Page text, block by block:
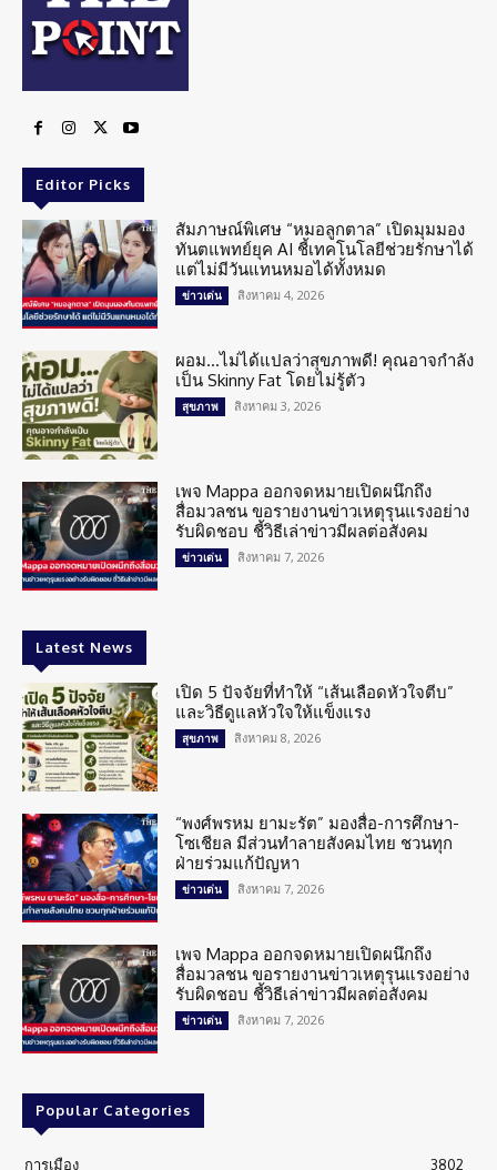
Editor Picks
สัมภาษณ์พิเศษ “หมอลูกตาล” เปิดมุมมอง
ทันตแพทย์ยุค AI ชี้เทคโนโลยีช่วยรักษาได้
แต่ไม่มีวันแทนหมอได้ทั้งหมด
ข่าวเด่น สิงหาคม 4, 2026
ผอม…ไม่ได้แปลว่าสุขภาพดี! คุณอาจกำลัง
เป็น Skinny Fat โดยไม่รู้ตัว
สุขภาพ สิงหาคม 3, 2026
เพจ Mappa ออกจดหมายเปิดผนึกถึง
สื่อมวลชน ขอรายงานข่าวเหตุรุนแรงอย่าง
รับผิดชอบ ชี้วิธีเล่าข่าวมีผลต่อสังคม
ข่าวเด่น สิงหาคม 7, 2026
Latest News
เปิด 5 ปัจจัยที่ทำให้ “เส้นเลือดหัวใจตีบ”
และวิธีดูแลหัวใจให้แข็งแรง
สุขภาพ สิงหาคม 8, 2026
“พงศ์พรหม ยามะรัต” มองสื่อ-การศึกษา-
โซเชียล มีส่วนทำลายสังคมไทย ชวนทุก
ฝ่ายร่วมแก้ปัญหา
ข่าวเด่น สิงหาคม 7, 2026
เพจ Mappa ออกจดหมายเปิดผนึกถึง
สื่อมวลชน ขอรายงานข่าวเหตุรุนแรงอย่าง
รับผิดชอบ ชี้วิธีเล่าข่าวมีผลต่อสังคม
ข่าวเด่น สิงหาคม 7, 2026
Popular Categories
การเมือง 3802